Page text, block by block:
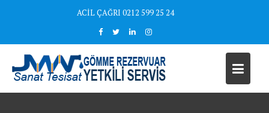
ACİL ÇAĞRI 0212 599 25 24